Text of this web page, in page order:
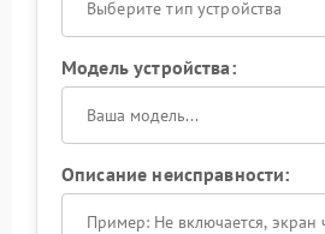
Выберите тип устройства
Модель устройства:
Описание неисправности: